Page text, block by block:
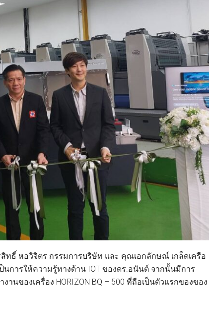
ทธิ์ หอวิจิตร กรรมการบริษัท และ คุณเอกลักษณ์ เกล็ดเครือ
นการให้ความรู้ทางด้าน IOT ของดร.อนันต์ จากนั้นมีการ
นของเครื่อง HORIZON BQ – 500 ที่ถือเป็นตัวแรกของของ